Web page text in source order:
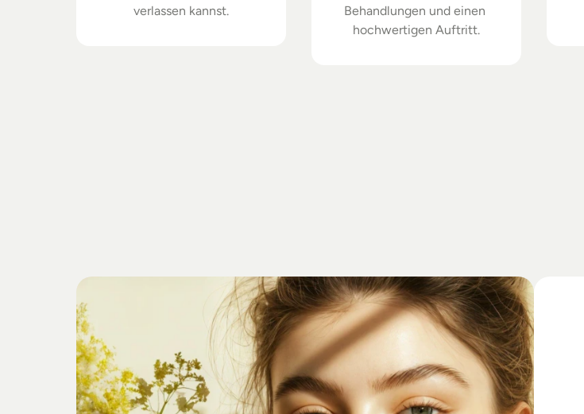
verlassen kannst.
Behandlungen und einen
hochwertigen Auftritt.